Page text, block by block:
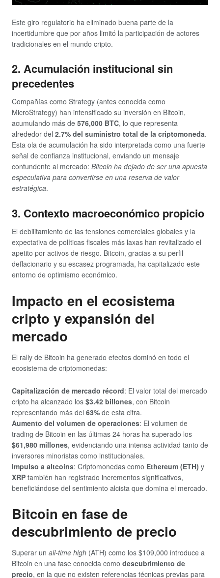
Este giro regulatorio ha eliminado buena parte de la
incertidumbre que por años limitó la participación de actores
tradicionales en el mundo cripto.
2. Acumulación institucional sin
precedentes
Compañías como Strategy (antes conocida como
MicroStrategy) han intensificado su inversión en Bitcoin,
acumulando más de 576,000 BTC, lo que representa
alrededor del 2.7% del suministro total de la criptomoneda.
Esta ola de acumulación ha sido interpretada como una fuerte
señal de confianza institucional, enviando un mensaje
contundente al mercado: Bitcoin ha dejado de ser una apuesta
especulativa para convertirse en una reserva de valor
estratégica.
3. Contexto macroeconómico propicio
El debilitamiento de las tensiones comerciales globales y la
expectativa de políticas fiscales más laxas han revitalizado el
apetito por activos de riesgo. Bitcoin, gracias a su perfil
deflacionario y su escasez programada, ha capitalizado este
entorno de optimismo económico.
Impacto en el ecosistema
cripto y expansión del
mercado
El rally de Bitcoin ha generado efectos dominó en todo el
ecosistema de criptomonedas:
Capitalización de mercado récord: El valor total del mercado
cripto ha alcanzado los $3.42 billones, con Bitcoin
representando más del 63% de esta cifra.
Aumento del volumen de operaciones: El volumen de
trading de Bitcoin en las últimas 24 horas ha superado los
$61,980 millones, evidenciando una intensa actividad tanto de
inversores minoristas como institucionales.
Impulso a altcoins: Criptomonedas como Ethereum (ETH) y
XRP también han registrado incrementos significativos,
beneficiándose del sentimiento alcista que domina el mercado.
Bitcoin en fase de
descubrimiento de precio
Superar un all-time high (ATH) como los $109,000 introduce a
Bitcoin en una fase conocida como descubrimiento de
precio, en la que no existen referencias técnicas previas para